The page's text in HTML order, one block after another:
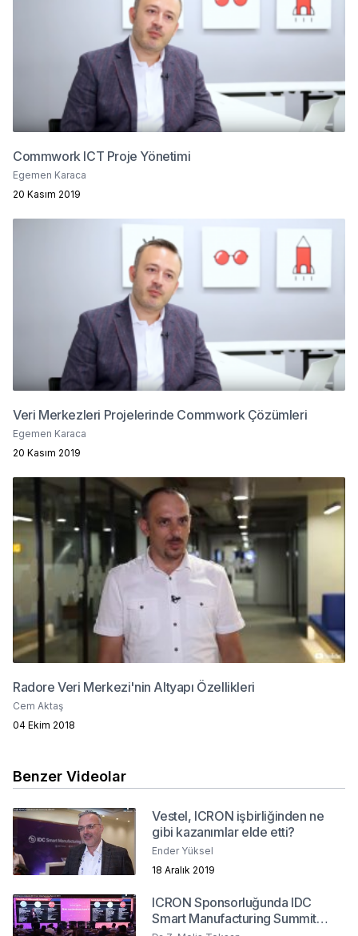
Commwork ICT Proje Yönetimi
Egemen Karaca
20 Kasım 2019
Veri Merkezleri Projelerinde Commwork Çözümleri
Egemen Karaca
20 Kasım 2019
Radore Veri Merkezi'nin Altyapı Özellikleri
Cem Aktaş
04 Ekim 2018
Benzer Videolar
Vestel, ICRON işbirliğinden ne
gibi kazanımlar elde etti?
Ender Yüksel
18 Aralık 2019
ICRON Sponsorluğunda IDC
Smart Manufacturing Summit